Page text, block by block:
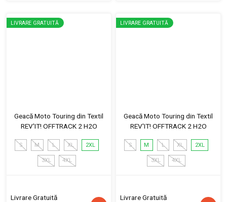
LIVRARE GRATUITĂ
Geacă Moto Touring din Textil
REV'IT! OFFTRACK 2 H2O
S M L XL 2XL
3XL 4XL
Livrare Gratuită
LIVRARE GRATUITĂ
Geacă Moto Touring din Textil
REV'IT! OFFTRACK 2 H2O
S M L XL 2XL
3XL 4XL
Livrare Gratuită